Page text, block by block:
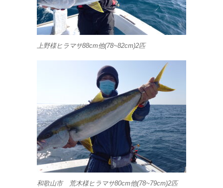
上野様ヒラマサ88cm他(78~82cm)2匹
和歌山市 荒木様ヒラマサ80cm他(78~79cm)2匹